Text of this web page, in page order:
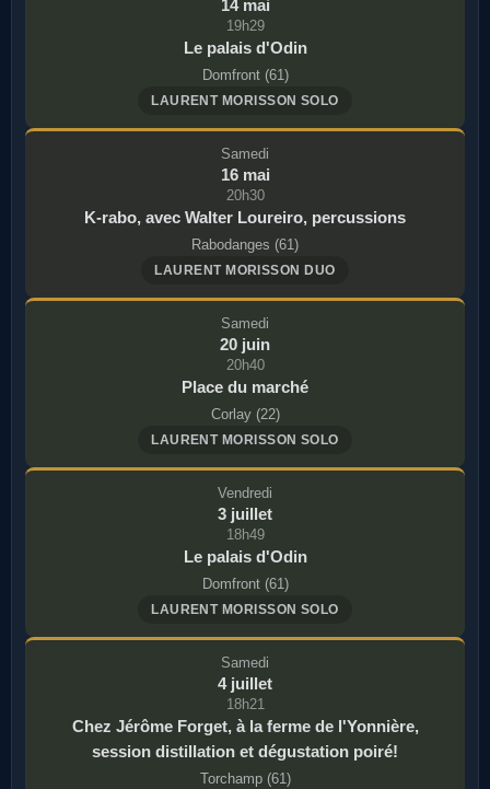
14 mai
19h29
Le palais d'Odin
Domfront (61)
LAURENT MORISSON SOLO
Samedi
16 mai
20h30
K-rabo, avec Walter Loureiro, percussions
Rabodanges (61)
LAURENT MORISSON DUO
Samedi
20 juin
20h40
Place du marché
Corlay (22)
LAURENT MORISSON SOLO
Vendredi
3 juillet
18h49
Le palais d'Odin
Domfront (61)
LAURENT MORISSON SOLO
Samedi
4 juillet
18h21
Chez Jérôme Forget, à la ferme de l'Yonnière,
session distillation et dégustation poiré!
Torchamp (61)